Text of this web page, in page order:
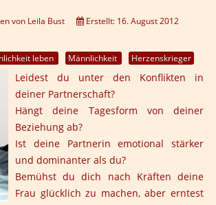
von Leila Bust Erstellt: 16. August 2012
leben Männlichkeit Herzenskrieger
Leidest du unter den Konflikten in
deiner Partnerschaft?
Hängt deine Tagesform von deiner
Beziehung ab?
Ist deine Partnerin emotional stärker
und dominanter als du?
Bemühst du dich nach Kräften deine
Frau glücklich zu machen, aber erntest